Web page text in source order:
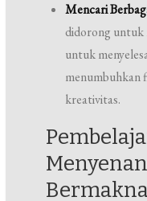
Mencari
didorong untuk
untuk
menumbuhkan
kreativitas.